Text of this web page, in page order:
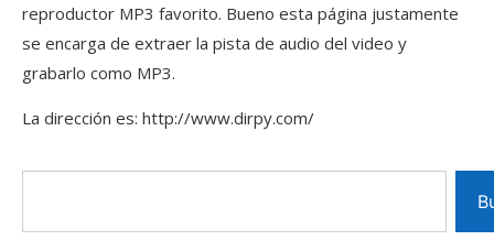
reproductor MP3 favorito. Bueno esta página justamente
se encarga de extraer la pista de audio del video y
grabarlo como MP3.
La dirección es: http://www.dirpy.com/